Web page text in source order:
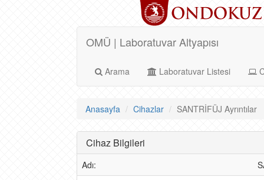
OMÜ | Laboratuvar Altyapısı
Arama Laboratuvar Listesi
Anasayfa Cihazlar SANTRİFÜJ Ayrıntılar
Cihaz Bilgileri
Adı: